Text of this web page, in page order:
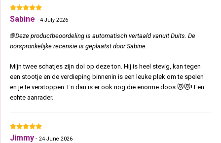
Sabine - 4 July 2026
🌐 Deze productbeoordeling is automatisch vertaald vanuit Duits. De
oorspronkelijke recensie is geplaatst door Sabine.
Mijn twee schatjes zijn dol op deze ton. Hij is heel stevig, kan tegen
een stootje en de verdieping binnenin is een leuke plek om te spelen
en je te verstoppen. En dan is er ook nog die enorme doos 😻😻! Een
echte aanrader.
Jimmy - 24 June 2026